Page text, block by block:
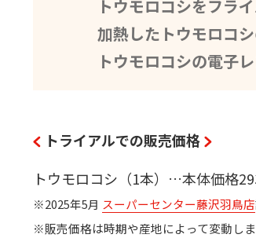
トウモロコシをフラ
加熱したトウモロコ
トウモロコシの電子
トライアルでの販売価格
トウモロコシ（1本）…本体価格
※2025年5月 スーパーセンター藤沢羽鳥店
※販売価格は時期や産地によって変動しま